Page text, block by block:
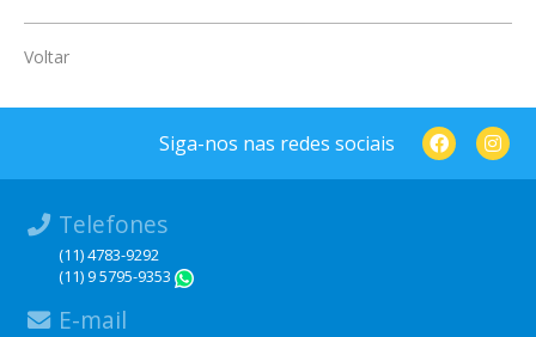
Voltar
Siga-nos nas redes sociais
Telefones
(11) 4783-9292
(11) 9 5795-9353
E-mail